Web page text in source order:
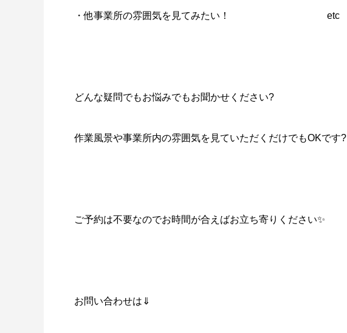
・他事業所の雰囲気を見てみたい！ etc
どんな疑問でもお悩みでもお聞かせください?
作業風景や事業所内の雰囲気を見ていただくだけでもOKです?
ご予約は不要なのでお時間が合えばお立ち寄りください✨
お問い合わせは⇓